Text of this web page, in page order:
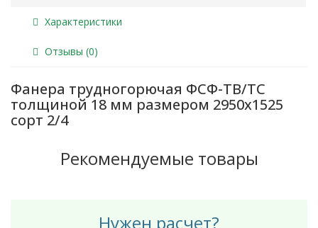
Характеристики
Отзывы (0)
Фанера трудногорючая ФСФ-ТВ/ТС
толщиной 18 мм размером 2950х1525
сорт 2/4
Рекомендуемые товары
Нужен расчет?